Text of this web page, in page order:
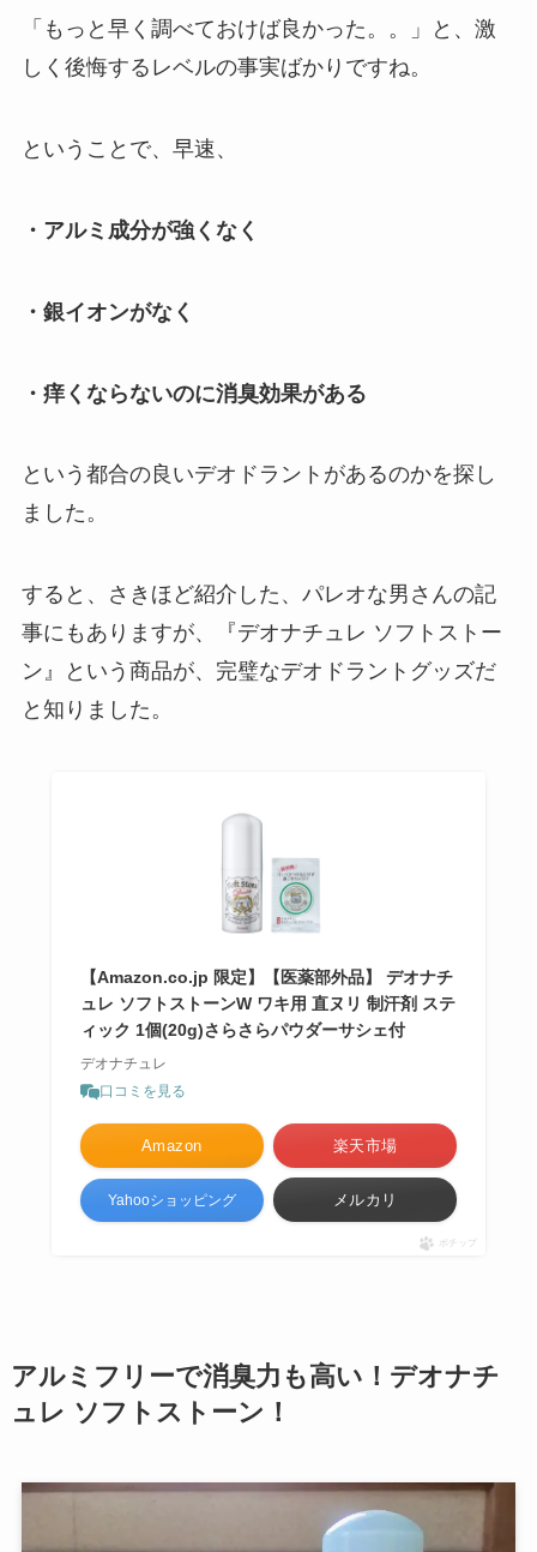
「もっと早く調べておけば良かった。。」と、激
しく後悔するレベルの事実ばかりですね。
ということで、早速、
・アルミ成分が強くなく
・銀イオンがなく
・痒くならないのに消臭効果がある
という都合の良いデオドラントがあるのかを探し
ました。
すると、さきほど紹介した、パレオな男さんの記
事にもありますが、『デオナチュレ ソフトストー
ン』という商品が、完璧なデオドラントグッズだ
と知りました。
【Amazon.co.jp 限定】【医薬部外品】 デオナチ
ュレ ソフトストーンW ワキ用 直ヌリ 制汗剤 ステ
ィック 1個(20g)さらさらパウダーサシェ付
デオナチュレ
口コミを見る
Amazon 楽天市場
Yahooショッピング メルカリ
ポチップ
アルミフリーで消臭力も高い！デオナチ
ュレ ソフトストーン！